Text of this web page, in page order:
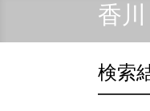
香
検索